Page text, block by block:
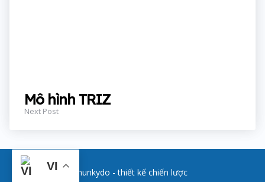
Mô hình TRIZ
Next Post
hunkydo - thiết kế chiến lược
VI